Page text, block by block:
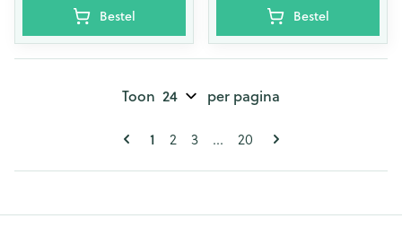
Bestel Bestel
Pagina's
U lees momenteel pagina
1 Pagina
2 Pagina
3 ... Pagina
20
Toon per pagina